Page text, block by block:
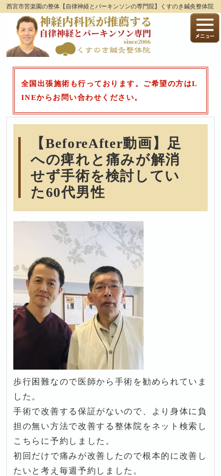
西宮市苦楽園の整体【自律神経とパーキンソンの専門院】くすのき鍼灸整体院
全国出張施術も行っております。ご希望の方はL
INEからお問い合わせください。
【BeforeAfter動画】足
への痺れと痛みが解消
せず手術を検討してい
た60代男性
歩行困難なので医師から手術を勧められていま
した。
手術で改善する保証がないので、より身体に負
担の無い方法で改善する整体院をネット検索し
こちらに予約しました。
初回だけで痛みが改善したので根本的に改善し
たいと考え毎週予約しました。